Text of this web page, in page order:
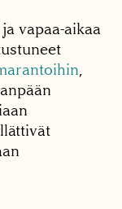
vapaa-aikaa
,